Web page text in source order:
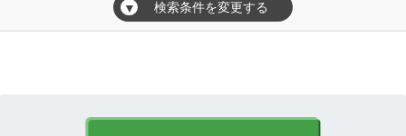
▼ 検索条件を変更する